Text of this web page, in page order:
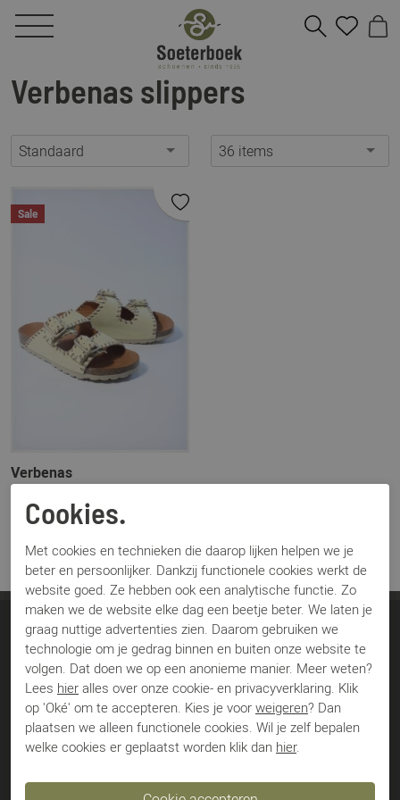
Verbenas slippers
Standaard 36 items
Sale
Verbenas
€ 89,99 € 49,00
Soeterboek Schoenen
Jan van Schaffelaarstraat 43
3771 BS Barneveld
Nederland
Cookies.
Met cookies en technieken die daarop lijken helpen we je
beter en persoonlijker. Dankzij functionele cookies werkt de
website goed. Ze hebben ook een analytische functie. Zo
maken we de website elke dag een beetje beter. We laten je
graag nuttige advertenties zien. Daarom gebruiken we
technologie om je gedrag binnen en buiten onze website te
volgen. Dat doen we op een anonieme manier. Meer weten?
Lees hier alles over onze cookie- en privacyverklaring. Klik
op 'Oké' om te accepteren. Kies je voor weigeren? Dan
plaatsen we alleen functionele cookies. Wil je zelf bepalen
welke cookies er geplaatst worden klik dan hier.